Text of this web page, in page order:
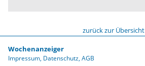
zurück zur Übersicht
Wochenanzeiger
Impressum Datenschutz AGB